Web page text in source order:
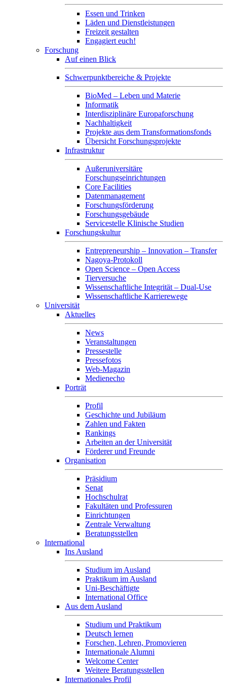
Essen und Trinken
Läden und Dienstleistungen
Freizeit gestalten
Engagiert euch!
Forschung
Auf einen Blick
Schwerpunktbereiche & Projekte
BioMed – Leben und Materie
Informatik
Interdisziplinäre Europaforschung
Nachhaltigkeit
Projekte aus dem Transformationsfonds
Übersicht Forschungsprojekte
Infrastruktur
Außeruniversitäre
Forschungseinrichtungen
Core Facilities
Datenmanagement
Forschungsförderung
Forschungsgebäude
Servicestelle Klinische Studien
Forschungskultur
Entrepreneurship – Innovation – Transfer
Nagoya-Protokoll
Open Science – Open Access
Tierversuche
Wissenschaftliche Integrität – Dual-Use
Wissenschaftliche Karrierewege
Universität
Aktuelles
News
Veranstaltungen
Pressestelle
Pressefotos
Web-Magazin
Medienecho
Porträt
Profil
Geschichte und Jubiläum
Zahlen und Fakten
Rankings
Arbeiten an der Universität
Förderer und Freunde
Organisation
Präsidium
Senat
Hochschulrat
Fakultäten und Professuren
Einrichtungen
Zentrale Verwaltung
Beratungsstellen
International
Ins Ausland
Studium im Ausland
Praktikum im Ausland
Uni-Beschäftigte
International Office
Aus dem Ausland
Studium und Praktikum
Deutsch lernen
Forschen, Lehren, Promovieren
Internationale Alumni
Welcome Center
Weitere Beratungsstellen
Internationales Profil